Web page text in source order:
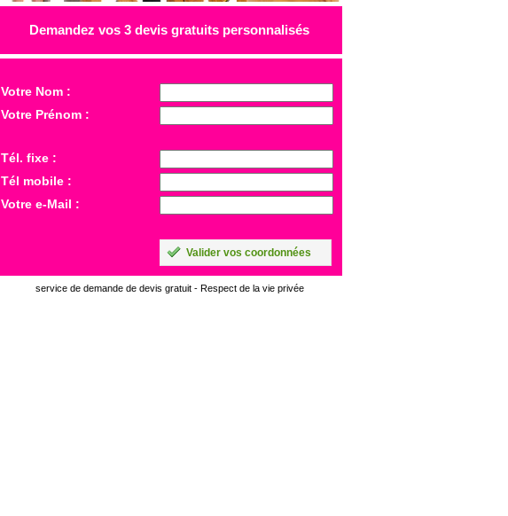
Demandez vos 3 devis gratuits personnalisés
Votre Nom :
Votre Prénom :
Tél. fixe :
Tél mobile :
Votre e-Mail :
Valider vos coordonnées
service de demande de devis gratuit - Respect de la vie privée